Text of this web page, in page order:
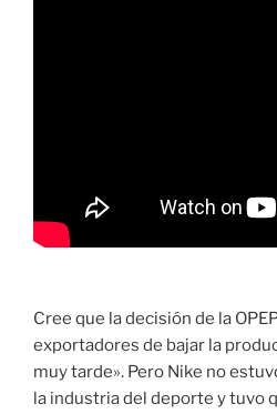
Cree que la decisión de la
exportadores de bajar la
muy tarde». Pero Nike no
la industria del deporte y tuvo